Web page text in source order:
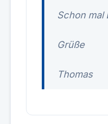
Schon mal
Grüße
Thomas